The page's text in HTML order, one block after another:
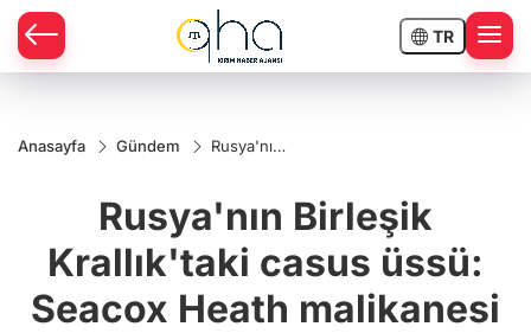
TR
Anasayfa Gündem
Rusya'nın
casus
üssü:
Heath
malikanesi
Rusya'nın Birleşik
Krallık'taki casus üssü:
Seacox Heath malikanesi